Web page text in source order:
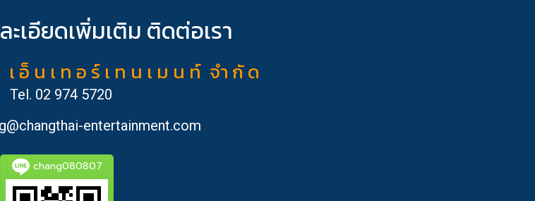
ะเอียดเพิ่มเติม ติดต่อเรา
อ็ น เ ท อ ร์ เ ท น เ ม น ท์ จำ กั ด
Tel. 02 974 5720
entertainment.com
chang080807